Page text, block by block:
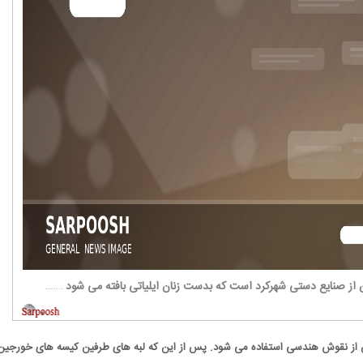
از صنايع دستی شهرکرد است که بدست زنان ايلياتی بافته می شود
از نقوش هندسی استفاده می شود. پس از این که لبه های طرفین کیسه های